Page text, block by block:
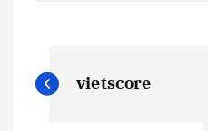
Đ
vietscore